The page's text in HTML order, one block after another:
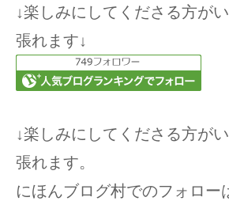
↓楽しみにしてくださる方が
張れます↓
↓楽しみにしてくださる方が
張れます。
にほんブログ村でのフォロー